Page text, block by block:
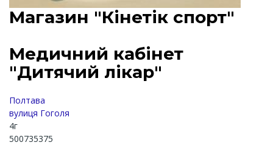
Магазин "Кінетік спорт"
Медичний кабінет
"Дитячий лікар"
Полтава
вулиця Гоголя
4г
500735375